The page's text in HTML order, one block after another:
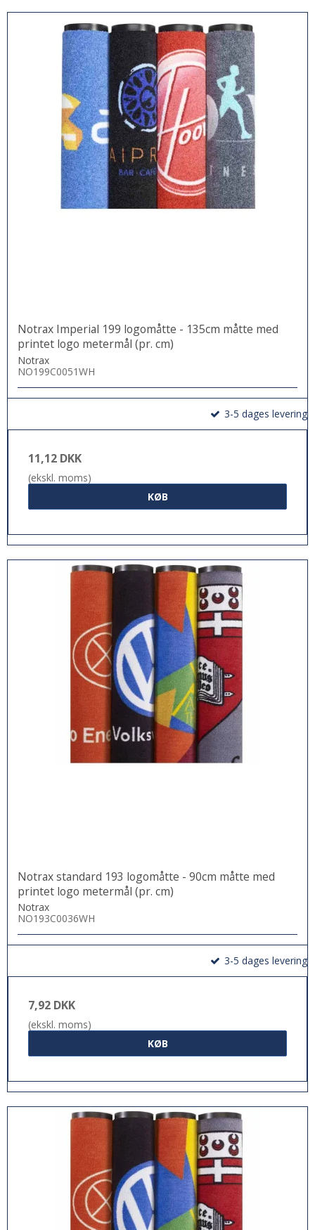
Notrax Imperial 199 logomåtte - 135cm måtte med
printet logo metermål (pr. cm)
Notrax
NO199C0051WH
3-5 dages levering
11,12 DKK
(ekskl. moms)
KØB
Notrax standard 193 logomåtte - 90cm måtte med
printet logo metermål (pr. cm)
Notrax
NO193C0036WH
3-5 dages levering
7,92 DKK
(ekskl. moms)
KØB